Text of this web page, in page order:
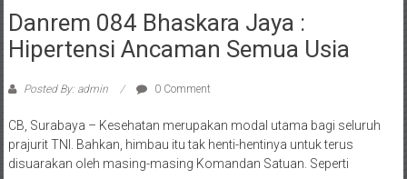
Danrem 084 Bhaskara Jaya :
Hipertensi Ancaman Semua Usia
Posted By: admin 0 Comment
CB, Surabaya – Kesehatan merupakan modal utama bagi seluruh
prajurit TNI. Bahkan, himbau itu tak henti-hentinya untuk terus
disuarakan oleh masing-masing Komandan Satuan. Seperti